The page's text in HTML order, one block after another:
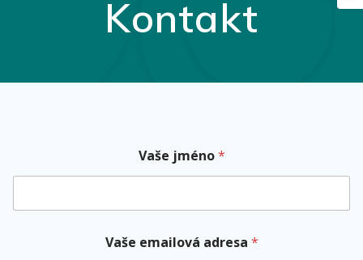
Kontakt
Vaše jméno*
Vaše emailová adresa *